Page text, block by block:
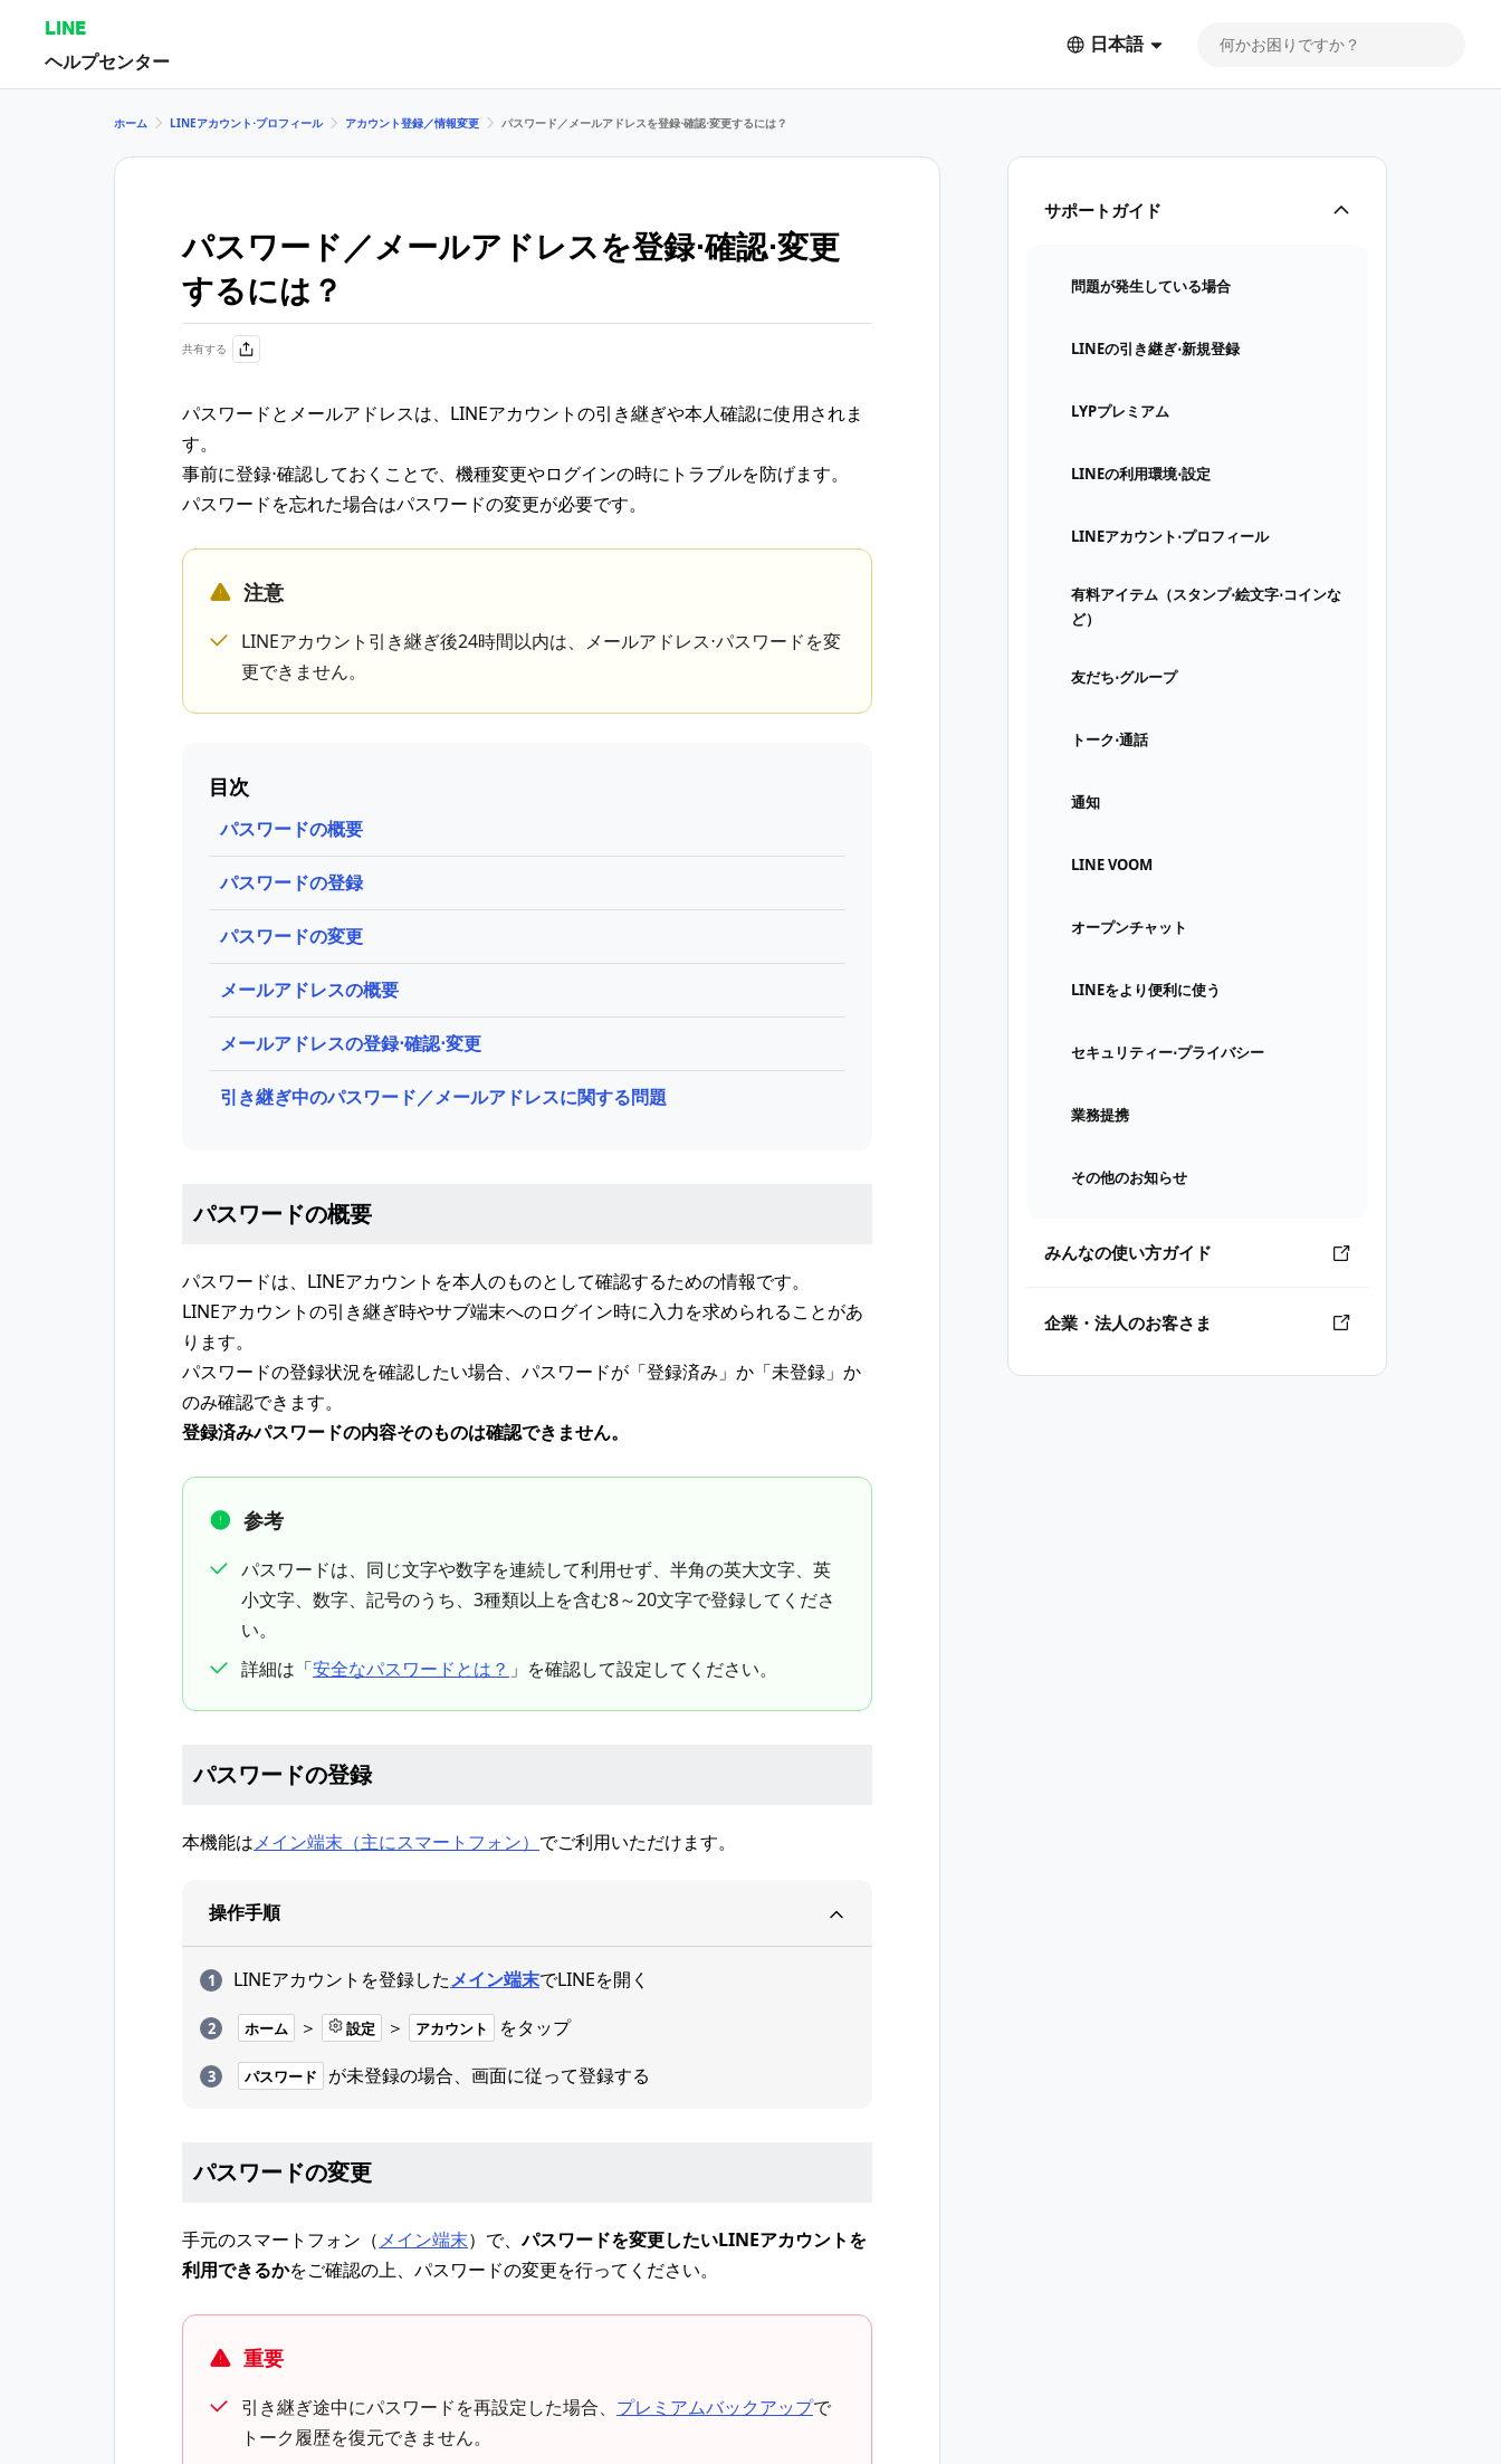
LINE
ヘルプセンター
日本語
サポートガイド
問題が発生している場合
LINEの引き継ぎ⋅新規登録
LYPプレミアム
LINEの利用環境⋅設定
LINEアカウント⋅プロフィール
有料アイテム（スタンプ⋅絵文字⋅コインな
ど）
友だち⋅グループ
トーク⋅通話
通知
LINE VOOM
オープンチャット
LINEをより便利に使う
セキュリティー⋅プライバシー
業務提携
その他のお知らせ
みんなの使い方ガイド
企業・法人のお客さま
ホーム LINEアカウント⋅プロフィール アカウント登録／情報変更 ​パスワード／​メールアドレスを登録⋅確認⋅変更す るには？
​パスワード／​メールアドレスを登録⋅確認⋅変更
す るには？
共有する
パスワードとメールアドレスは、LINEアカウントの引き継ぎや本人確認に使用されま
す。
事前に登録⋅確認しておくことで、機種変更やログインの時にトラブルを防げます。
パスワードを忘れた場合はパスワードの変更が必要です。
注意
LINEアカウント引き継ぎ後24時間以内は、メールアドレス⋅パスワードを変
更できません。
目次
パスワードの概要
パスワードの登録
パスワードの変更
メールアドレスの概要
メールアドレスの登録⋅確認⋅変更
引き継ぎ中のパスワード／メールアドレスに関する問題
パスワードの概要
パスワードは、LINEアカウントを本人のものとして確認するための情報です。
LINEアカウントの引き継ぎ時やサブ端末へのログイン時に入力を求められることがあ
ります。
パスワードの登録状況を確認したい場合、パスワードが「登録済み」か「未登録」か
のみ確認できます。
登録済みパスワードの内容そのものは確認できません。
参考
パスワードは、同じ文字や数字を連続して利用せず、半角の英大文字、英
小文字、数字、記号のうち、3種類以上を含む8～20文字で登録してくださ
い。
詳細は「安全なパスワードとは？ 」を確認して設定してください。
パスワードの登録
本機能はメイン端末（主にスマートフォン） でご利用いただけます。
操作手順
LINEアカウントを登録したメイン端末でLINEを開く
ホーム ＞ 設定 ＞ アカウント をタップ
パスワード が未登録の場合、画面に従って登録する
パスワードの変更
手元のスマートフォン（メイン端末）で、パスワードを変更したいLINEアカウントを
利用できるかをご確認の上、パスワードの変更を行ってください。
重要
引き継ぎ途中にパスワードを再設定した場合、 プレミアムバックアップで
トーク履歴を復元できません。